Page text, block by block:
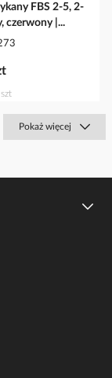
FBS 2-5, 2-
czerwony |...
szt
Pokaż więcej